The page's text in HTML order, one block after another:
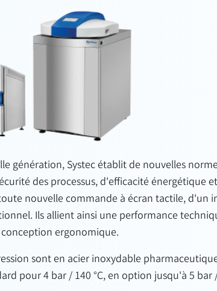
génération, Systec établit de nouvelles
des processus, d'efficacité énergétique
nouvelle commande à écran tactile, d'un
Ils allient ainsi une performance
ergonomique.
sont en acier inoxydable
pour 4 bar / 140 °C, en option jusqu'à 5 bar /